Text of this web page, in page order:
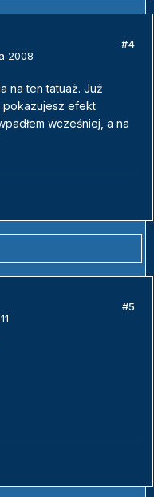
2008
#4
na ten tatuaż. Już
pokazujesz efekt
wcześniej, a na
#5